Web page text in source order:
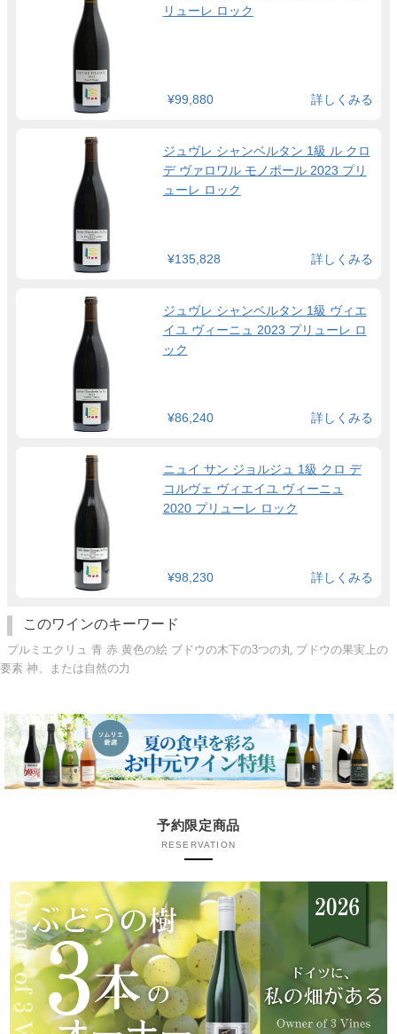
リューレ ロック
¥99,880 詳しくみる
ジュヴレ シャンベルタン 1級 ル クロ
デ ヴァロワル モノポール 2023 プリ
ューレ ロック
¥135,828 詳しくみる
ジュヴレ シャンベルタン 1級 ヴィエ
イユ ヴィーニュ 2023 プリューレ ロ
ック
¥86,240 詳しくみる
ニュイ サン ジョルジュ 1級 クロ デ
コルヴェ ヴィエイユ ヴィーニュ
2020 プリューレ ロック
¥98,230 詳しくみる
このワインのキーワード
プルミエクリュ 青 赤 黄色の絵 ブドウの木下の3つの丸 ブドウの果実上の
要素 神、または自然の力
予約限定商品
RESERVATION